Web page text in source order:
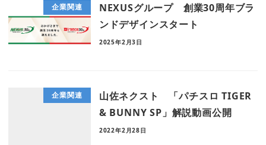
企業関連
NEXUSグループ 創業30周年ブラ
ンドデザインスタート
2025年2月3日
企業関連
山佐ネクスト 「パチスロ TIGER
& BUNNY SP」解説動画公開
2022年2月28日